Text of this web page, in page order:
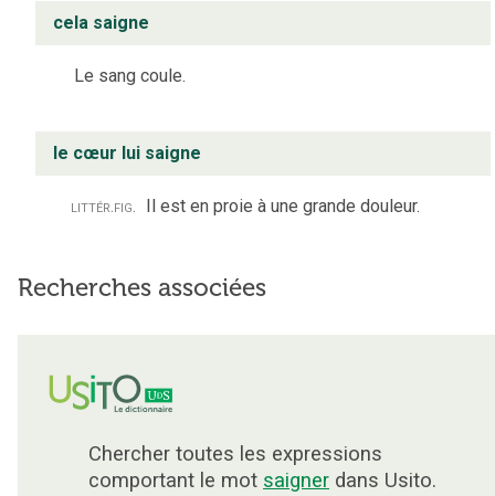
cela saigne
Le sang coule.
le cœur lui saigne
littér. fig. Il est en proie à une grande douleur.
Recherches associées
Chercher toutes les expressions
comportant le mot saigner dans Usito.